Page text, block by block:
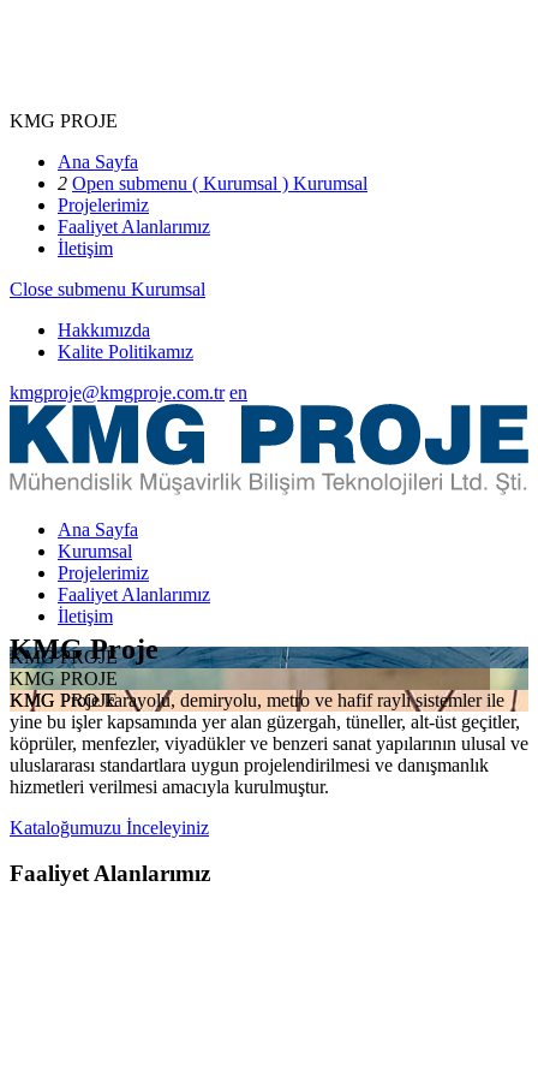
KMG PROJE
Ana Sayfa
2 Open submenu ( Kurumsal ) Kurumsal
Projelerimiz
Faaliyet Alanlarımız
İletişim
Close submenu Kurumsal
Hakkımızda
Kalite Politikamız
kmgproje@kmgproje.com.tr en
Ana Sayfa
Kurumsal
Projelerimiz
Faaliyet Alanlarımız
İletişim
KMG PROJE
KMG PROJE
KMG PROJE
KMG Proje
KMG Proje karayolu, demiryolu, metro ve hafif raylı sistemler ile
yine bu işler kapsamında yer alan güzergah, tüneller, alt-üst geçitler,
köprüler, menfezler, viyadükler ve benzeri sanat yapılarının ulusal ve
uluslararası standartlara uygun projelendirilmesi ve danışmanlık
hizmetleri verilmesi amacıyla kurulmuştur.
Kataloğumuzu İnceleyiniz
Faaliyet Alanlarımız